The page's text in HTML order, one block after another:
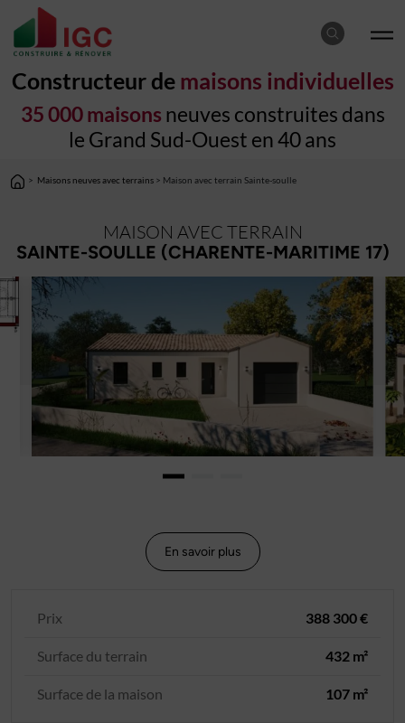
Constructeur de maisons individuelles
35 000 maisons neuves construites dans
le Grand Sud-Ouest en 40 ans
> Maisons neuves avec terrains > Maison avec terrain Sainte-soulle
MAISON AVEC TERRAIN
SAINTE-SOULLE (CHARENTE-MARITIME 17)
En savoir plus
Prix 388 300 €
Surface du terrain 432 m²
Surface de la maison 107 m²